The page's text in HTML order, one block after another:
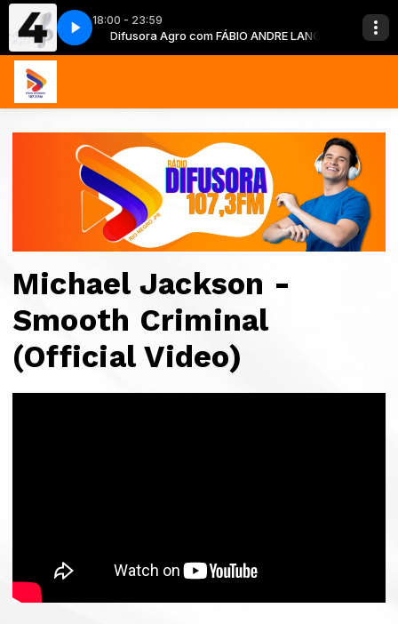
18:00 - 23:59
LANG Difusora Agro com FÁBIO ANDRE LANG
Michael Jackson -
Smooth Criminal
(Official Video)